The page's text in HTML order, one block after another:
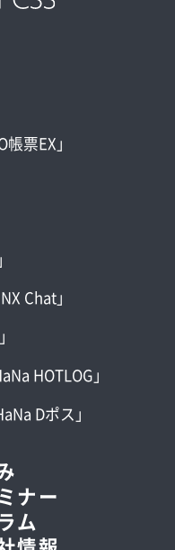
票EX」
Chat」
HOTLOG」
Dポス」
ナー
ム